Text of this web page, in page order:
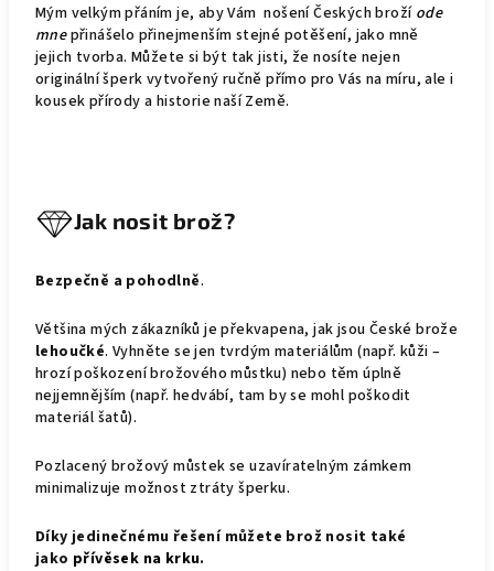
Mým velkým přáním je, aby Vám nošení Českých broží ode
mnepřinášelo přinejmenším stejné potěšení, jako mně
jejich tvorba. Můžete si být tak jisti, že nosíte nejen
originální šperk vytvořený ručně přímo pro Vás na míru, ale i
kousek přírody a historie naší Země.
Jak nosit brož?
Bezpečně a pohodlně.
Většina mých zákazníků je překvapena, jak jsou České brože
lehoučké. Vyhněte se jen tvrdým materiálům (např. kůži –
hrozí poškození brožového můstku) nebo těm úplně
nejjemnějším (např. hedvábí, tam by se mohl poškodit
materiál šatů).
Pozlacený brožový můstek se uzavíratelným zámkem
minimalizuje možnost ztráty šperku.
Díky jedinečnému řešení můžete brož nosit také
jako přívěsek na krku.